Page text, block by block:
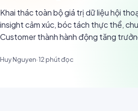
Khai thác toàn bộ giá trị dữ liệu hội
insight cảm xúc, bóc tách thực thể,
Customer thành hành động tăng
Huy Nguyen·12 phút đọc